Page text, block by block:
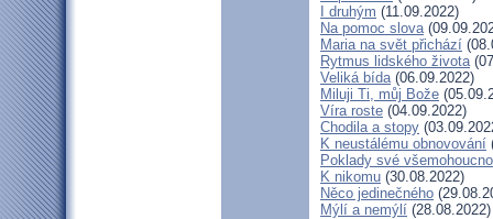
I druhým (11.09.2022)
Na pomoc slova
Maria na svět přichází
Rytmus lidského života
Veliká bída(06.09.2022)
Miluji Ti, můj Bože
Víra roste (04.09.2022)
Chodila a stopy
K neustálému obnovování
Poklady své
K nikomu (30.08.2022)
Něco jedinečného
Mýlí a nemýlí (28.08.2022)